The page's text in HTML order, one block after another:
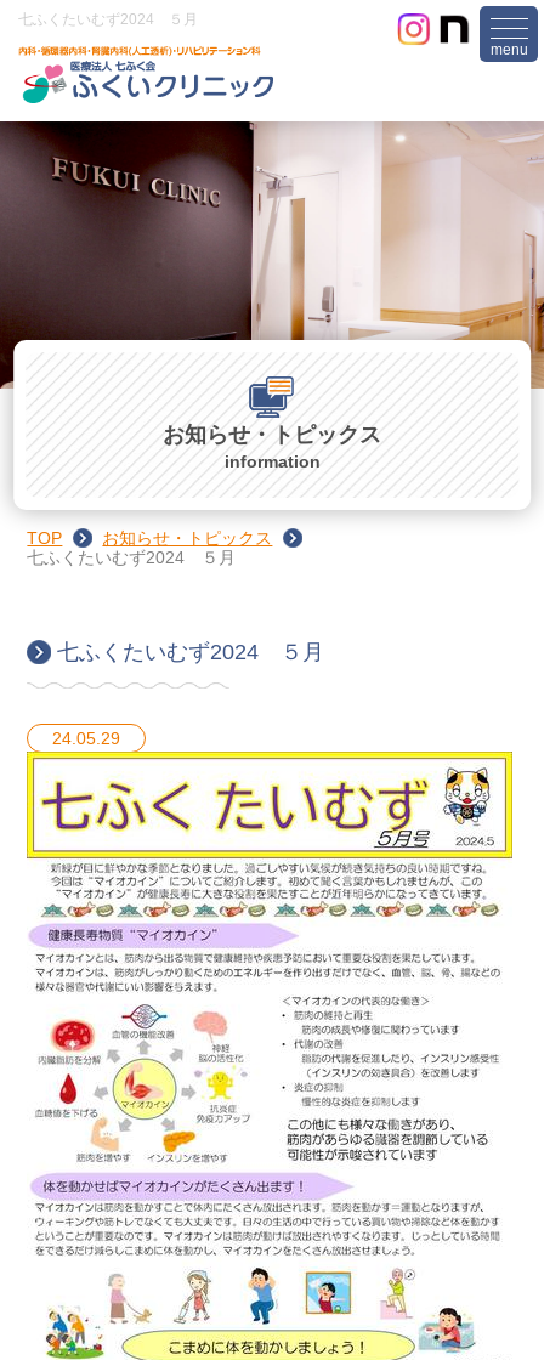
七ふくたいむず2024 ５月
お知らせ・トピックス
information
TOP
お知らせ・トピックス
七ふくたいむず2024 ５月
七ふくたいむず2024 ５月
24.05.29